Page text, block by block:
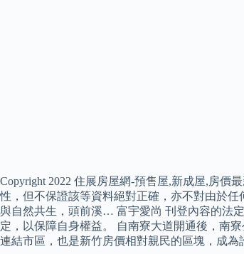
Copyright 2022 住展房屋網-預售屋,新成屋,房價
性，但不保證該等資料絕對正確，亦不對由於
與自然共生，頭前溪… 富宇愛尚 刊登內容的法
定，以保障自身權益。 自南寮大道開通後，南
連結市區，也是新竹房價相對親民的區塊，成為